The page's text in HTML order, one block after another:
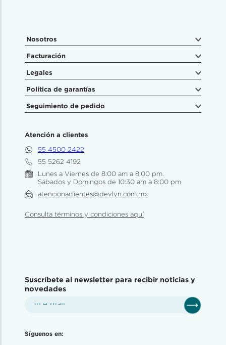
Nosotros
Facturación
Legales
Política de garantías
Seguimiento de pedido
Atención a clientes
55 4500 2422
55 5262 4192
Lunes a Viernes de 8:00 am a 8:00 pm.
Sábados y Domingos de 10:30 am a 8:00 pm
atencionaclientes@devlyn.com.mx
Consulta términos y condiciones aquí
Suscríbete al newsletter para recibir noticias y
novedades
Síguenos en: